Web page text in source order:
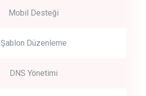
Mobil Desteği
Şablon Düzenleme
DNS Yönetimi